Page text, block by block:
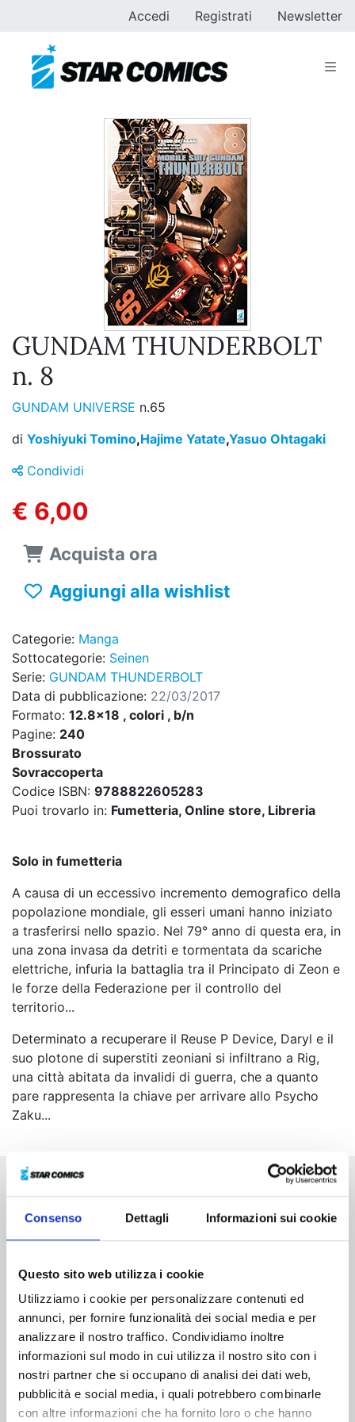
Consenso Dettagli Informazioni sui cookie
Questo sito web utilizza i cookie
Utilizziamo i cookie per personalizzare contenuti ed
annunci, per fornire funzionalità dei social media e per
analizzare il nostro traffico. Condividiamo inoltre
informazioni sul modo in cui utilizza il nostro sito con i
nostri partner che si occupano di analisi dei dati web,
pubblicità e social media, i quali potrebbero combinarle
con altre informazioni che ha fornito loro o che hanno
Accedi Registrati Newsletter
GUNDAM THUNDERBOLT
n. 8
GUNDAM UNIVERSE n.65
di Yoshiyuki Tomino,Hajime Yatate,Yasuo Ohtagaki
Condividi
€ 6,00
Acquista ora
Aggiungi alla wishlist
Categorie: Manga
Sottocategorie: Seinen
Serie: GUNDAM THUNDERBOLT
Data di pubblicazione: 22/03/2017
Formato: 12.8x18 , colori , b/n
Pagine: 240
Brossurato
Sovraccoperta
Codice ISBN: 9788822605283
Puoi trovarlo in: Fumetteria, Online store, Libreria
Solo in fumetteria
A causa di un eccessivo incremento demografico della
popolazione mondiale, gli esseri umani hanno iniziato
a trasferirsi nello spazio. Nel 79° anno di questa era, in
una zona invasa da detriti e tormentata da scariche
elettriche, infuria la battaglia tra il Principato di Zeon e
le forze della Federazione per il controllo del
territorio...
Determinato a recuperare il Reuse P Device, Daryl e il
suo plotone di superstiti zeoniani si infiltrano a Rig,
una città abitata da invalidi di guerra, che a quanto
pare rappresenta la chiave per arrivare allo Psycho
Zaku...
Altri volumi della serie